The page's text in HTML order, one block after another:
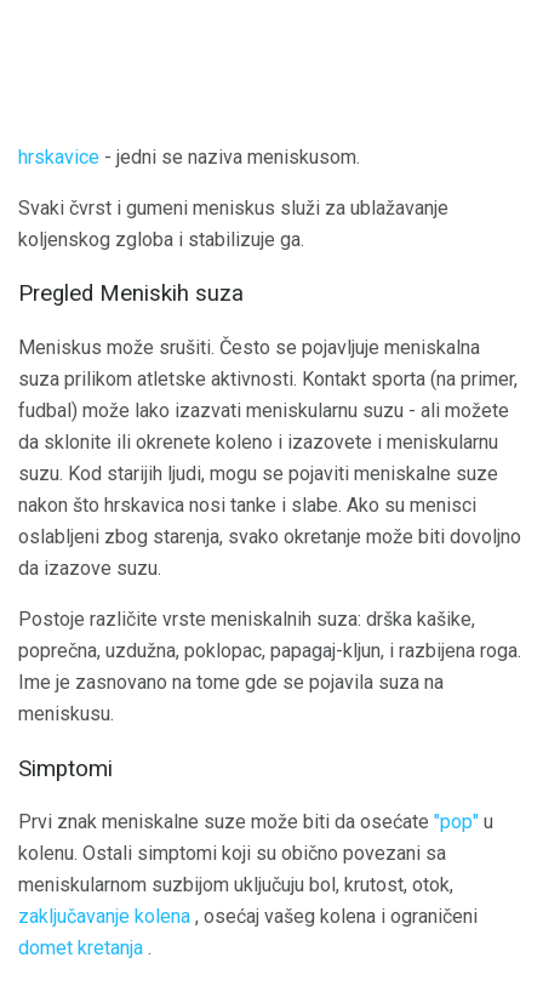
hrskavice - jedni se naziva meniskusom.
Svaki čvrst i gumeni meniskus služi za ublažavanje
koljenskog zgloba i stabilizuje ga.
Pregled Meniskih suza
Meniskus može srušiti. Često se pojavljuje meniskalna
suza prilikom atletske aktivnosti. Kontakt sporta (na primer,
fudbal) može lako izazvati meniskularnu suzu - ali možete
da sklonite ili okrenete koleno i izazovete i meniskularnu
suzu. Kod starijih ljudi, mogu se pojaviti meniskalne suze
nakon što hrskavica nosi tanke i slabe. Ako su menisci
oslabljeni zbog starenja, svako okretanje može biti dovoljno
da izazove suzu.
Postoje različite vrste meniskalnih suza: drška kašike,
poprečna, uzdužna, poklopac, papagaj-kljun, i razbijena roga.
Ime je zasnovano na tome gde se pojavila suza na
meniskusu.
Simptomi
Prvi znak meniskalne suze može biti da osećate "pop" u
kolenu. Ostali simptomi koji su obično povezani sa
meniskularnom suzbijom uključuju bol, krutost, otok,
zaključavanje kolena , osećaj vašeg kolena i ograničeni
domet kretanja .